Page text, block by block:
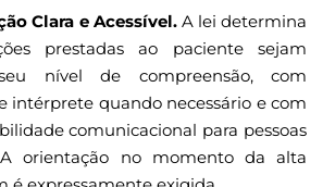
Clara e Acessível.A lei determina
prestadas ao paciente sejam
nível de compreensão, com
intérprete quando necessário e com
comunicacional para pessoas
orientação no momento da alta